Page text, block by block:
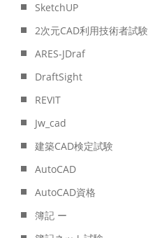
SketchUP
2次元CAD利用技術者試験
ARES-JDraf
DraftSight
REVIT
Jw_cad
建築CAD検定試験
AutoCAD
AutoCAD資格
簿記 ー